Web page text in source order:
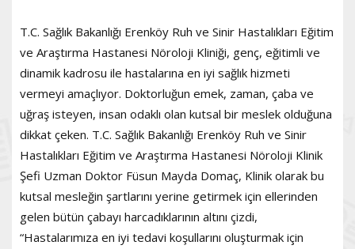
T.C. Sağlık Bakanlığı Erenköy Ruh ve Sinir Hastalıkları Eğitim
ve Araştırma Hastanesi Nöroloji Kliniği, genç, eğitimli ve
dinamik kadrosu ile hastalarına en iyi sağlık hizmeti
vermeyi amaçlıyor. Doktorluğun emek, zaman, çaba ve
uğraş isteyen, insan odaklı olan kutsal bir meslek olduğuna
dikkat çeken. T.C. Sağlık Bakanlığı Erenköy Ruh ve Sinir
Hastalıkları Eğitim ve Araştırma Hastanesi Nöroloji Klinik
Şefi Uzman Doktor Füsun Mayda Domaç, Klinik olarak bu
kutsal mesleğin şartlarını yerine getirmek için ellerinden
gelen bütün çabayı harcadıklarının altını çizdi,
“Hastalarımıza en iyi tedavi koşullarını oluşturmak için